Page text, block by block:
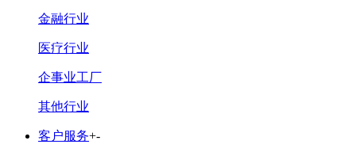
金融行业
医疗行业
企事业工厂
其他行业
客户服务+-